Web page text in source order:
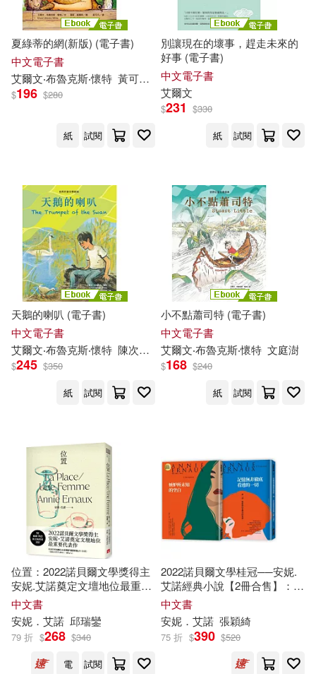
夏綠蒂的網(新版) (電子書)
中文電子書
艾爾文‧布魯克斯‧懷特 黃可凡 葛斯‧威廉斯（Garth Williams）
$196 $280
紙 試閱
別讓現在的壞事，趕走未來的
好事 (電子書)
中文電子書
艾爾文
$231 $330
紙
試閱
天鵝的喇叭 (電子書)
中文電子書
艾爾文‧布魯克斯‧懷特 陳次雲 愛德華‧弗拉斯欽諾（Edward
$245 $350
紙
試閱
小不點蕭司特 (電子書)
中文電子書
艾爾文‧布魯克斯‧懷特 文庭澍
$168 $240
紙
試閱
位置：2022諾貝爾文學獎得主
安妮.艾諾奠定文壇地位最重要
的代表作，收錄榮獲法國三大
文學獎「荷諾多獎」的《位
置》+凝視女性生命的《一個女
人》
中文書
安妮．艾諾 邱瑞鑾
79 折 $268 $340
電
試閱
2022諾貝爾文學桂冠──安妮.
艾諾經典小說【2冊合售】：
《嫉妒所未知的空白(2022年新
版)》、《記憶無非徹底看透的
一切(2022年新版)》
中文書
安妮．艾諾 張穎綺
75 折 $390 $520